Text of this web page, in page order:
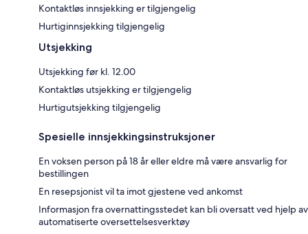
Kontaktløs innsjekking er tilgjengelig
Hurtiginnsjekking tilgjengelig
Utsjekking
Utsjekking før kl. 12.00
Kontaktløs utsjekking er tilgjengelig
Hurtigutsjekking tilgjengelig
Spesielle innsjekkingsinstruksjoner
En voksen person på 18 år eller eldre må være ansvarlig for
bestillingen
En resepsjonist vil ta imot gjestene ved ankomst
Informasjon fra overnattingsstedet kan bli oversatt ved hjelp av
automatiserte oversettelsesverktøy